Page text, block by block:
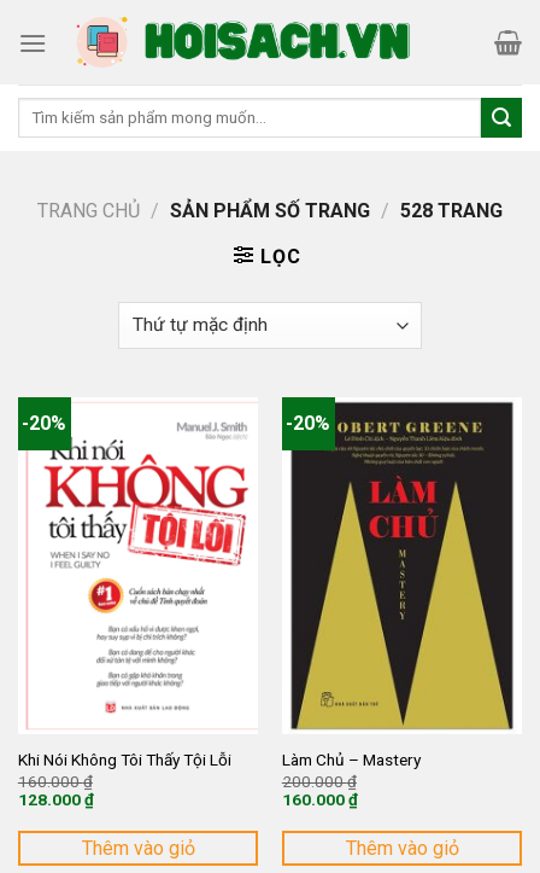
Tìm
TRANG CHỦ / SẢN PHẨM SỐ TRANG / 528 TRANG
LỌC
-20%
Khi Nói Không Tôi Thấy Tội Lỗi
160.000₫
160.000 ₫.
128.000₫
hiện
là:
Thêm vào giỏ
-20%
Làm Chủ – Mastery
200.000₫
200.000 ₫.
160.000₫
hiện
là:
Thêm vào giỏ